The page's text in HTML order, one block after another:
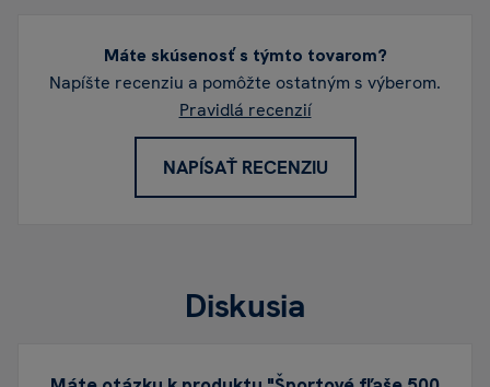
Máte skúsenosť s týmto tovarom?
Napíšte recenziu a pomôžte ostatným s výberom.
Pravidlá recenzií
NAPÍSAŤ RECENZIU
Diskusia